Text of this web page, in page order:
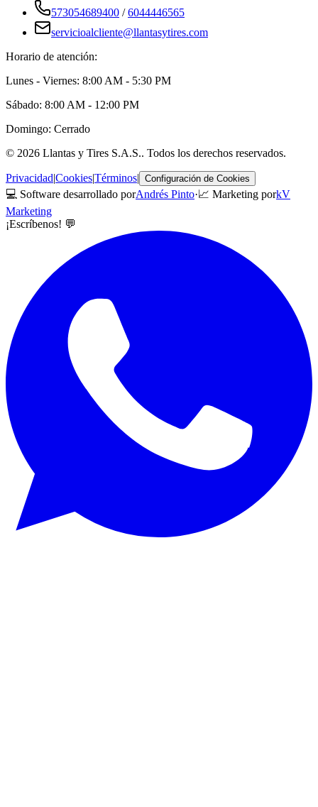
573054689400 /6044446565
servicioalcliente@llantasytires.com
Horario de atención:
Lunes - Viernes: 8:00 AM - 5:30 PM
Sábado: 8:00 AM - 12:00 PM
Domingo: Cerrado
© 2026 Llantas y Tires S.A.S.. Todos los derechos reservados.
Privacidad|Cookies|Términos| Configuración de Cookies
💻 Software desarrollado porAndrés Pinto·📈 Marketing porkV
Marketing
¡Escríbenos! 💬